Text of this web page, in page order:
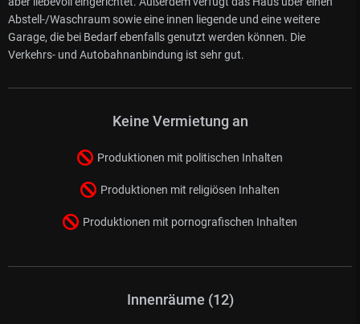
Abstell-/Waschraum sowie eine innen liegende und eine weitere
Garage, die bei Bedarf ebenfalls genutzt werden können. Die
Verkehrs- und Autobahnanbindung ist sehr gut.
Keine Vermietung an
Produktionen mit politischen Inhalten
Produktionen mit religiösen Inhalten
Produktionen mit pornografischen Inhalten
Innenräume (12)